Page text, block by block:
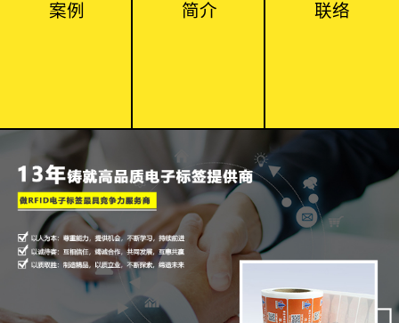
案例 简介 联络